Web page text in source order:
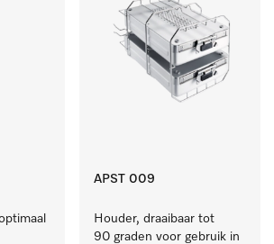
APST 009
Houder, draaibaar tot
90 graden voor gebruik in